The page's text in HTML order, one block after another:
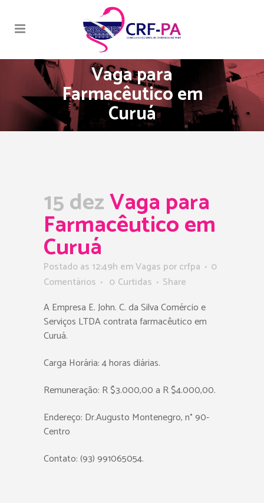
Vaga para
Farmacêutico em
Curuá
15 dezVaga para
Farmacêutico em
Curuá
Postado as 12:49h emVagas porcrfpa
0
Comentários
0 Curtidas
Share
A Empresa E. John. C. da Silva Comércio e
Serviços LTDA contrata farmacêutico em
Curuá.
Carga Horária: 4 horas diárias.
Remuneração: R $3.000,00 a R $4.000,00.
Endereço: Dr.Augusto Montenegro, n° 90-
Centro
Contato: (93) 991065054.